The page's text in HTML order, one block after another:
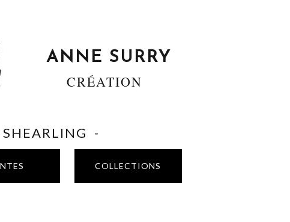
ANNE SURRY
CRÉATION
-
COLLECTIONS